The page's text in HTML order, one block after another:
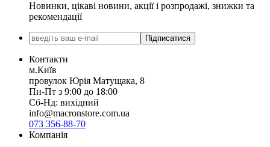
Новинки, цікаві новини, акції і розпродажі, знижки та
рекомендації
Підписатися
Контакти
м.Київ
провулок Юрія Матущака, 8
Пн-Пт з 9:00 до 18:00
Сб-Нд: вихідний
info@macronstore.com.ua
073 356-88-70
Компанія